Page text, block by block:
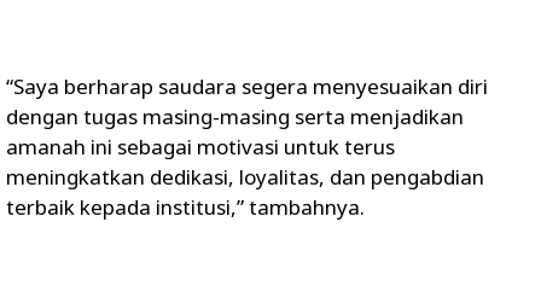
“Saya berharap saudara segera menyesuaikan diri
dengan tugas masing-masing serta menjadikan
amanah ini sebagai motivasi untuk terus
meningkatkan dedikasi, loyalitas, dan pengabdian
terbaik kepada institusi,” tambahnya.